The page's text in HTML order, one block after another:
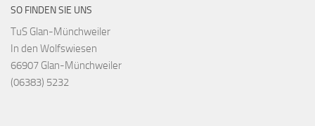
SO FINDEN SIE UNS
TuS Glan-Münchweiler
In den Wolfswiesen
66907 Glan-Münchweiler
(06383) 5232